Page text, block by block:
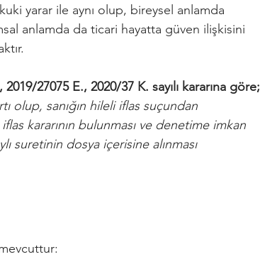
yarar ile aynı olup, bireysel anlamda
anlamda da ticari hayatta güven ilişkisini
27075 E., 2020/37 K. sayılı kararına göre;
olup, sanığın hileli iflas suçundan
kararının bulunması ve denetime imkan
suretinin dosya içerisine alınması